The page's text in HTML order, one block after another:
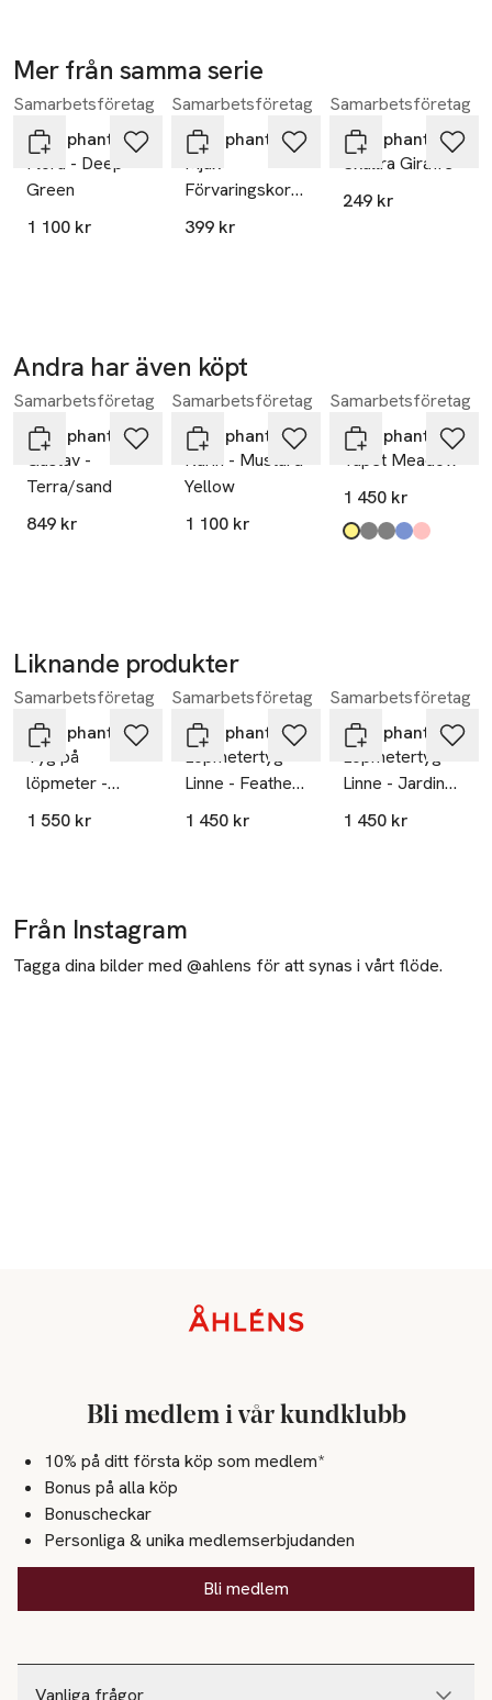
Tvättråd: Handtvätt 30Âº C. Kan krympa 3-6%.
Martindale: 15.000
Designad i Sverige av Camilla Lundsten för Littlephant.
Producerad i Estland, ÖKO-Tex certifierad.
Mer från samma serie
Hoppa över bildspelet
Samarbetsföretag
Littlephant
Flora - Deep
Green
1 100 kr
Samarbetsföretag
Littlephant
Mjuk
Förvaringskorg
Medium
399 kr
Samarbetsföretag
Littlephant
Skallra Giraffe
249 kr
Andra har även köpt
Hoppa över bildspelet
Samarbetsföretag
Littlephant
Gustav -
Terra/sand
849 kr
Samarbetsföretag
Littlephant
Karin - Mustard
Yellow
1 100 kr
Samarbetsföretag
Littlephant
Tapet Meadow
1 450 kr
Produkten finns i
honungsgul,
mellangrå,
ljusgrå,
pudrigt mellanblå
pudrigt rosa
Liknande produkter
Hoppa över bildspelet
Samarbetsföretag
Littlephant
Tyg på
löpmeter -
Aquatic,
1 550 kr
Samarbetsföretag
Littlephant
Löpmetertyg
Linne - Feathers
- Ebony/black
1 450 kr
Samarbetsföretag
Littlephant
Löpmetertyg
Linne - Jardin
De La Vie -
1 450 kr
Från Instagram
Tagga dina bilder med @ahlens för att synas i vårt flöde.
Vanliga frågor
Bli medlem i vår kundklubb
10% på ditt första köp som medlem*
Bonus på alla köp
Bonuscheckar
Personliga & unika medlemserbjudanden
Bli medlem